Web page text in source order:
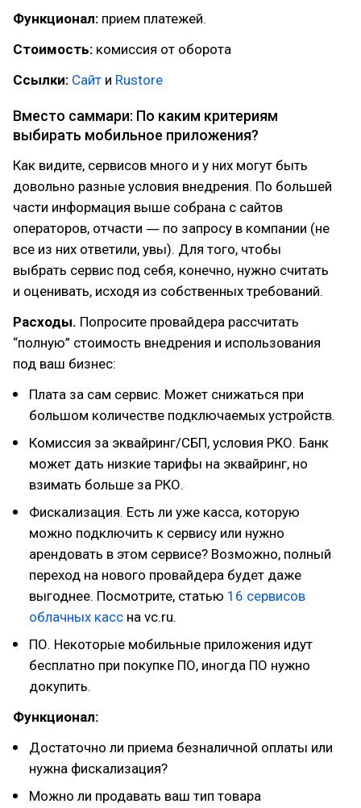
Функционал: прием платежей.
Стоимость: комиссия от оборота
Ссылки: Сайт и Rustore
Вместо саммари: По каким критериям
выбирать мобильное приложения?
Как видите, сервисов много и у них могут быть
довольно разные условия внедрения. По большей
части информация выше собрана с сайтов
операторов, отчасти ― по запросу в компании (не
все из них ответили, увы). Для того, чтобы
выбрать сервис под себя, конечно, нужно считать
и оценивать, исходя из собственных требований.
Расходы. Попросите провайдера рассчитать
“полную” стоимость внедрения и использования
под ваш бизнес:
Плата за сам сервис. Может снижаться при
большом количестве подключаемых устройств.
Комиссия за эквайринг/СБП, условия РКО. Банк
может дать низкие тарифы на эквайринг, но
взимать больше за РКО.
Фискализация. Есть ли уже касса, которую
можно подключить к сервису или нужно
арендовать в этом сервисе? Возможно, полный
переход на нового провайдера будет даже
выгоднее. Посмотрите, статью 16 сервисов
облачных касс на vc.ru.
ПО. Некоторые мобильные приложения идут
бесплатно при покупке ПО, иногда ПО нужно
докупить.
Функционал:
Достаточно ли приема безналичной оплаты или
нужна фискализация?
Можно ли продавать ваш тип товара